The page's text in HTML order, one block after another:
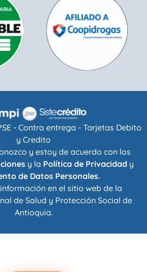
- Contra entrega - Tarjetas Debito
y Credito
y estoy de acuerdo con los
y la Política de Privacidad y
de Datos Personales.
en el sitio web de la
de Salud y Protección Social de
Antioquia.